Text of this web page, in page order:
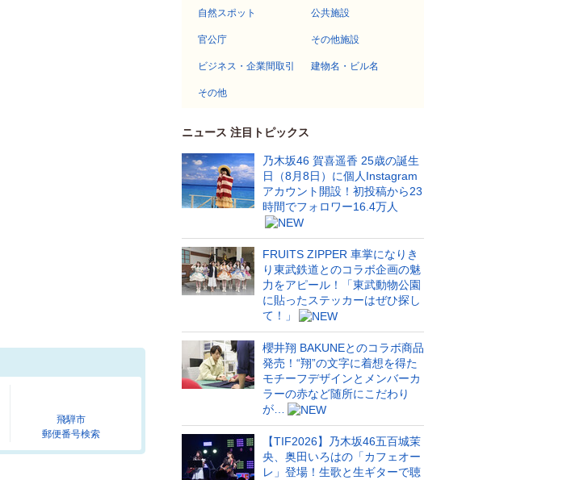
飛騨市
郵便番号検索
自然スポット 公共施設
官公庁 その他施設
ビジネス・企業間取引 建物名・ビル名
その他
ニュース 注目トピックス
乃木坂46 賀喜遥香 25歳の誕生
日（8月8日）に個人Instagram
アカウント開設！初投稿から23
時間でフォロワー16.4万人
FRUITS ZIPPER 車掌になりき
り東武鉄道とのコラボ企画の魅
力をアピール！「東武動物公園
に貼ったステッカーはぜひ探し
て！」
櫻井翔 BAKUNEとのコラボ商品
発売！“翔”の文字に着想を得た
モチーフデザインとメンバーカ
ラーの赤など随所にこだわり
が…
【TIF2026】乃木坂46五百城茉
央、奥田いろはの「カフェオー
レ」登場！生歌と生ギターで聴